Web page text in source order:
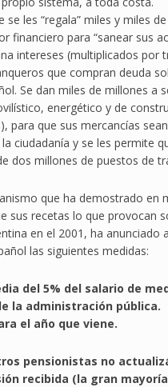
se les “regala” miles y miles
financiero para “sanear sus
intereses (multiplicados por
que compran deuda
Se dan miles de millones a
energético y de
para que sus mercancías sean
ciudadanía y se les permite
dos millones de puestos de
que ha demostrado en
sus recetas lo que provocan
en el 2001, ha anunciado
las siguientes medidas:
del 5% del salario de
la administración pública.
el año que viene.
pensionistas no
recibida (la gran